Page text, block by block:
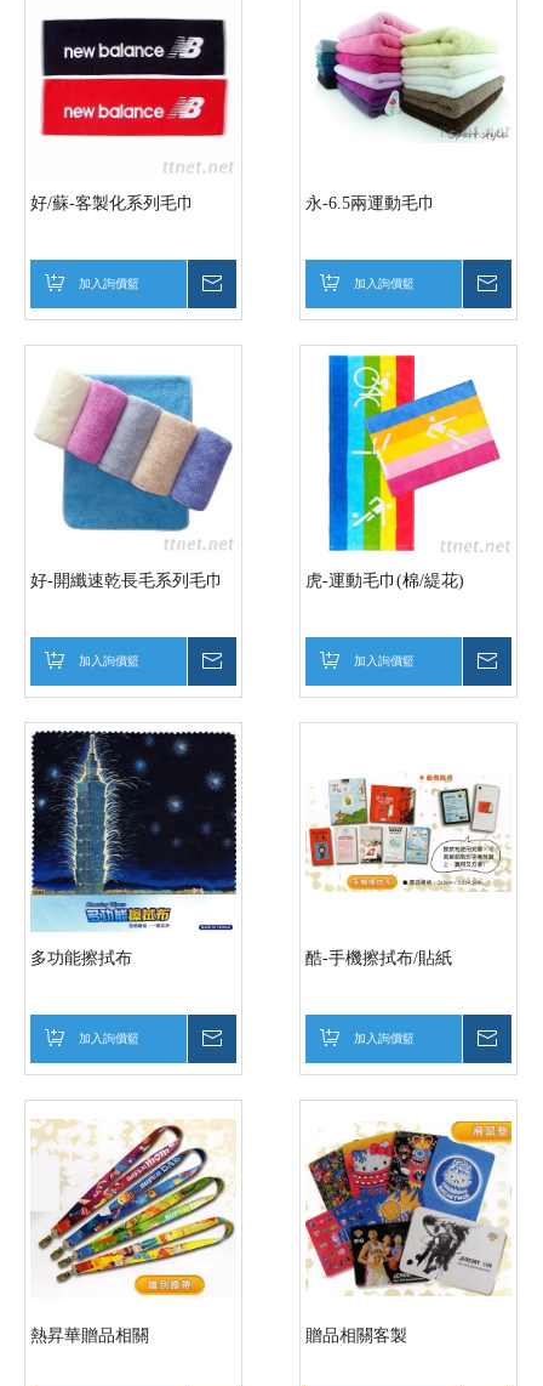
好/蘇-客製化系列毛巾
加入詢價籃
永-6.5兩運動毛巾
加入詢價籃
好-開纖速乾長毛系列毛巾
加入詢價籃
虎-運動毛巾(棉/緹花)
加入詢價籃
多功能擦拭布
加入詢價籃
酷-手機擦拭布/貼紙
加入詢價籃
熱昇華贈品相關 贈品相關客製